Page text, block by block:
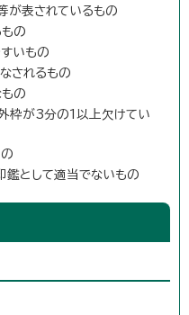
が表されているもの
の
いもの
されるもの
の
枠が3分の1以上欠けてい
鑑として適当でないもの